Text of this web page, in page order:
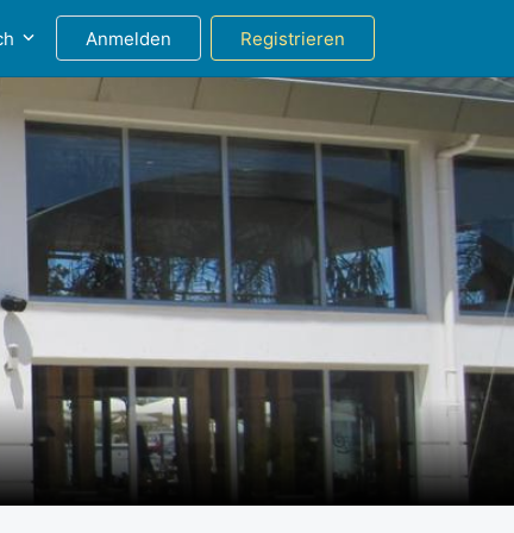
Anmelden Registrieren